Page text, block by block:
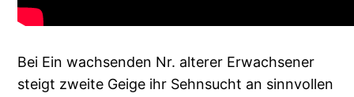
Bei Ein wachsenden Nr. alterer Erwachsener
steigt zweite Geige ihr Sehnsucht an sinnvollen